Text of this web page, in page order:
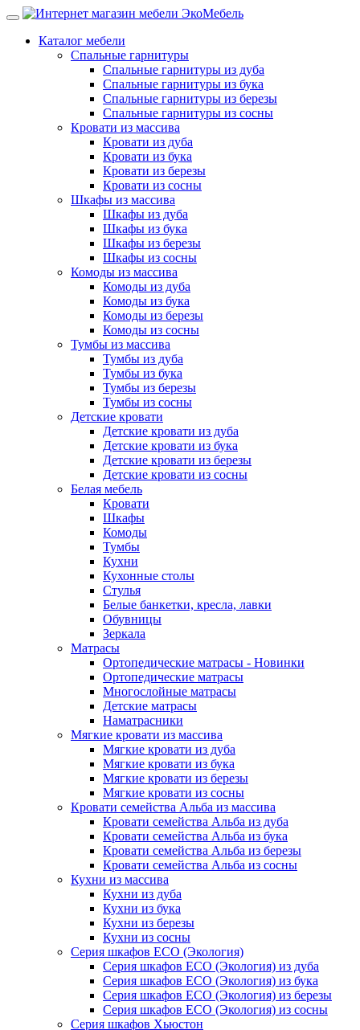
Каталог мебели
Спальные гарнитуры
Спальные гарнитуры из дуба
Спальные гарнитуры из бука
Спальные гарнитуры из березы
Спальные гарнитуры из сосны
Кровати из массива
Кровати из дуба
Кровати из бука
Кровати из березы
Кровати из сосны
Шкафы из массива
Шкафы из дуба
Шкафы из бука
Шкафы из березы
Шкафы из сосны
Комоды из массива
Комоды из дуба
Комоды из бука
Комоды из березы
Комоды из сосны
Тумбы из массива
Тумбы из дуба
Тумбы из бука
Тумбы из березы
Тумбы из сосны
Детские кровати
Детские кровати из дуба
Детские кровати из бука
Детские кровати из березы
Детские кровати из сосны
Белая мебель
Кровати
Шкафы
Комоды
Тумбы
Кухни
Кухонные столы
Стулья
Белые банкетки, кресла, лавки
Обувницы
Зеркала
Матрасы
Ортопедические матрасы - Новинки
Ортопедические матрасы
Многослойные матрасы
Детские матрасы
Наматрасники
Мягкие кровати из массива
Мягкие кровати из дуба
Мягкие кровати из бука
Мягкие кровати из березы
Мягкие кровати из сосны
Кровати семейства Альба из массива
Кровати семейства Альба из дуба
Кровати семейства Альба из бука
Кровати семейства Альба из березы
Кровати семейства Альба из сосны
Кухни из массива
Кухни из дуба
Кухни из бука
Кухни из березы
Кухни из сосны
Серия шкафов ECO (Экология)
Серия шкафов ECO (Экология) из дуба
Серия шкафов ECO (Экология) из бука
Серия шкафов ECO (Экология) из березы
Серия шкафов ECO (Экология) из сосны
Серия шкафов Хьюстон